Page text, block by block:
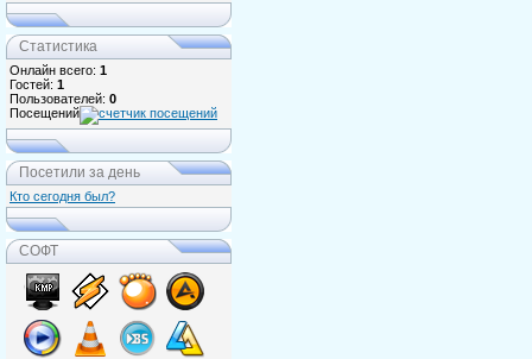
Статистика
Онлайн всего: 1
Гостей: 1
Пользователей: 0
Посещений
Посетили за день
Кто сегодня был?
СОФТ